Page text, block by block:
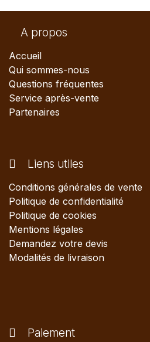
A propos
Accueil
Qui sommes-nous
Questions fréquentes
Service après-vente
Partenaires
Liens utiles
Conditions générales de vente
Politique de confidentialité
Politique de cookies
Mentions légales
Demandez votre devis
Modalités de livraison
Paiement